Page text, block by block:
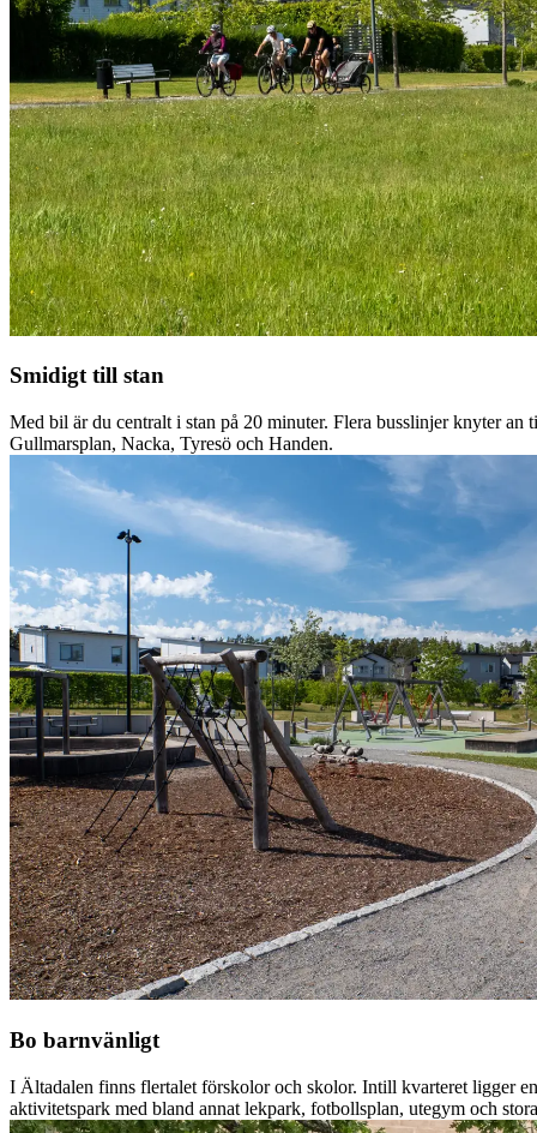
Smidigt till stan
Med bil är du centralt i stan på 20 minuter. Flera busslinjer knyter an
Gullmarsplan, Nacka, Tyresö och Handen.
Bo barnvänligt
I Ältadalen finns flertalet förskolor och skolor. Intill kvarteret ligger en
aktivitetspark med bland annat lekpark, fotbollsplan, utegym och